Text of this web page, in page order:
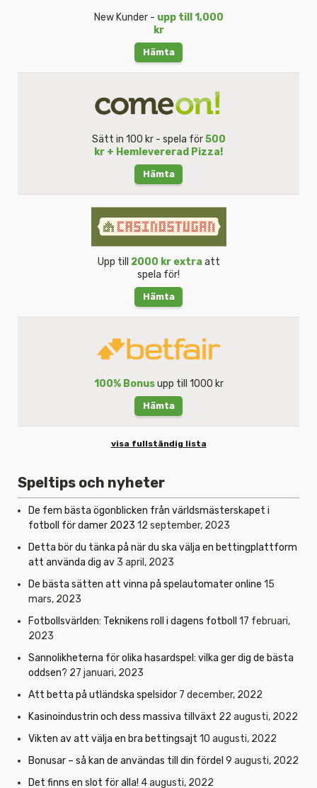
New Kunder - upp till 1,000
kr
Hämta
Sätt in 100 kr - spela för500
kr + Hemlevererad Pizza!
Hämta
Upp till 2000 kr extra att
spela för!
Hämta
100% Bonusupp till 1000 kr
Hämta
visa fullständig lista
Speltips och nyheter
De fem bästa ögonblicken från världsmästerskapet i
fotboll för damer 2023 12 september, 2023
Detta bör du tänka på när du ska välja en bettingplattform
att använda dig av 3 april, 2023
De bästa sätten att vinna på spelautomater online 15
mars, 2023
Fotbollsvärlden: Teknikens roll i dagens fotboll 17 februari,
2023
Sannolikheterna för olika hasardspel: vilka ger dig de bästa
oddsen? 27 januari, 2023
Att betta på utländska spelsidor 7 december, 2022
Kasinoindustrin och dess massiva tillväxt 22 augusti, 2022
Vikten av att välja en bra bettingsajt 10 augusti, 2022
Bonusar – så kan de användas till din fördel 9 augusti, 2022
Det finns en slot för alla! 4 augusti, 2022